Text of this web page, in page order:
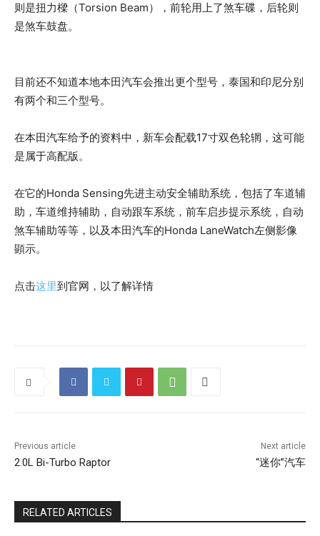
则是扭力樑（Torsion Beam），前轮用上了煞车碟，后轮则
是煞车鼓盘。
目前还不知道本地本田汽车会推出更个型号，泰国和印尼分别
有两个和三个型号。
在本田汽车给予的资料中，新车会配载17寸双色轮辋，这可能
是属于高配版。
在它的Honda Sensing先进主动安全辅助系统，包括了车道辅
助，车道维持辅助，自动跟车系统，前车启步提示系统，自动
煞车辅助等等，以及本田汽车的Honda LaneWatch左侧影像
顕示。
点击这里到官网，以了解详情
Previous article
2.0L Bi-Turbo Raptor
Next article
“迷你”汽车
RELATED ARTICLES